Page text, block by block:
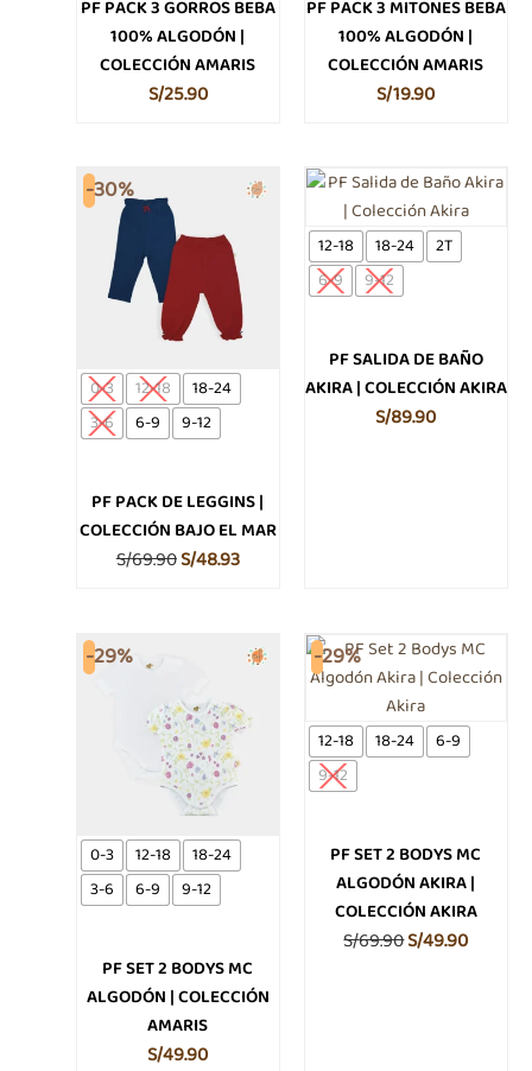
PF PACK 3 GORROS BEBA
100% ALGODÓN |
COLECCIÓN AMARIS
S/25.90
PF PACK 3 MITONES BEBA
100% ALGODÓN |
COLECCIÓN AMARIS
S/19.90
-30%
0-3 12-18
18-24
3-6
6-9 9-12
PF PACK DE LEGGINS |
COLECCIÓN BAJO EL MAR
S/69.90
original
S/69.90.
S/48.93
El
es:
S/48.93.
Este
múltiples
variantes.
Las
se
pueden
la
página
de
12-18 18-24
2T
6-9
9-12
PF SALIDA DE BAÑO
AKIRA | COLECCIÓN AKIRA
S/89.90
Este
producto
tiene
múltiples
opciones
se
pueden
-29%
0-3 12-18
18-24
3-6
6-9 9-12
PF SET 2 BODYS MC
ALGODÓN | COLECCIÓN
AMARIS
S/49.90
tiene
múltiples
variantes.
Las
opciones
se
pueden
elegir
la
página
producto
-29%
12-18 18-24
6-9
9-12
PF SET 2 BODYS MC
ALGODÓN AKIRA |
COLECCIÓN AKIRA
S/69.90
El
precio
original
era:
S/49.90
El
precio
Este
se
pueden
elegir
en